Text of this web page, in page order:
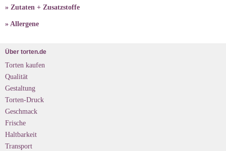
» Zutaten + Zusatzstoffe
» Allergene
Über torten.de
Torten kaufen
Qualität
Gestaltung
Torten-Druck
Geschmack
Frische
Haltbarkeit
Transport